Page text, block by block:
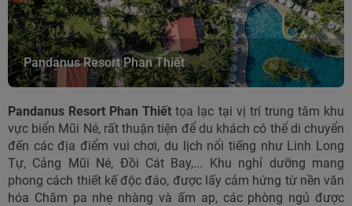
Pandanus Resort Phan Thiết
Pandanus Resort Phan Thiếttọa lạc tại vị trí trung tâm khu
vực biển Mũi Né, rất thuận tiện để du khách có thể di chuyển
đến các địa điểm vui chơi, du lịch nổi tiếng như Linh Long
Tự, Cảng Mũi Né, Đồi Cát Bay,... Khu nghỉ dưỡng mang
phong cách thiết kế độc đáo, được lấy cảm hứng từ nền văn
hóa Chăm pa nhẹ nhàng và ấm ap, các phòng ngủ được